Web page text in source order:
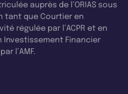
auprès de l’ORIAS sous
tant que Courtier en
régulée par l’ACPR et en
Investissement Financier
l’AMF.